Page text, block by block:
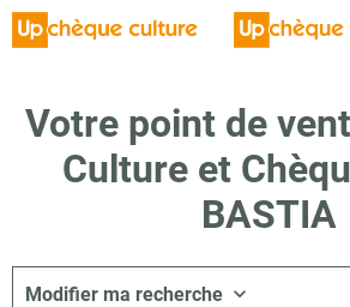
Votre point de
Culture et
BASTIA
Modifier ma recherche